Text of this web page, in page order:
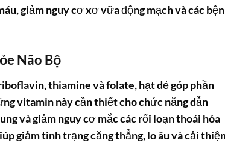
giảm nguy cơ xơ vữa động mạch và các
Não Bộ
thiamine và folate, hạt dẻ góp phần
vitamin này cần thiết cho chức năng dẫn
và giảm nguy cơ mắc các rối loạn thoái hóa
giảm tình trạng căng thẳng, lo âu và cải